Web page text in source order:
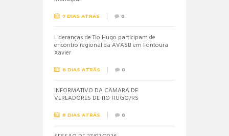
7 DIAS ATRÁS 0
Lideranças de Tio Hugo participam de
encontro regional da AVASB em Fontoura
Xavier
8 DIAS ATRÁS 0
INFORMATIVO DA CÂMARA DE
VEREADORES DE TIO HUGO/RS
8 DIAS ATRÁS 0